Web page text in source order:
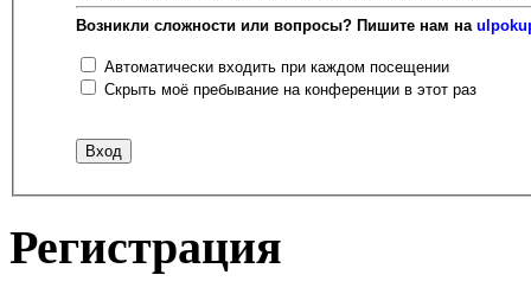
Возникли сложности или вопросы? Пишите нам на
Автоматически входить при каждом посещении
Скрыть моё пребывание на конференции в этот раз
Регистрация